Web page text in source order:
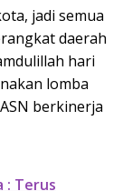
jadi semua
daerah
hari
lomba
berkinerja
: Terus